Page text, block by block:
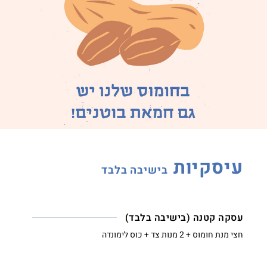
עיסקיות בישיבה בלבד
עסקה קטנה (בישיבה בלבד)
חצי מנת חומוס + 2 מנות צד + כוס לימונדה